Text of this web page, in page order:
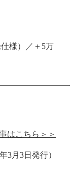
様）／＋5万
はこちら＞＞
3月3日発行）